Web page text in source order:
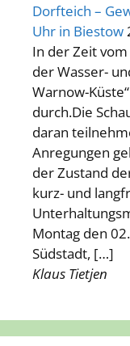
Dorfteich –
Uhr in Biestow
In der Zeit
der Wasser-
Warnow-
durch.Die
daran
Anregungen
der Zustand
kurz- und
Montag den
Südstadt, […]
Klaus Tietjen